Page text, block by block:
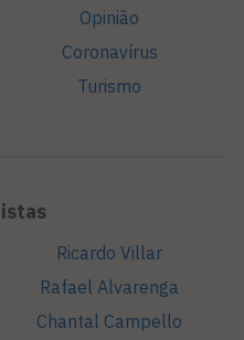
Opinião
Coronavírus
Turismo
Ricardo Villar
Rafael Alvarenga
Chantal Campello